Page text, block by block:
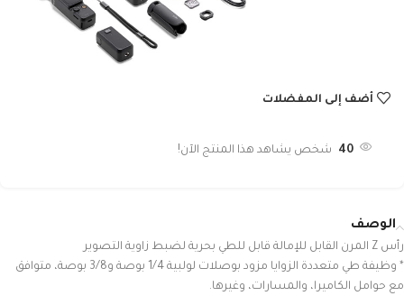
أضف إلى المفضلات
40 شخص يشاهد هذا المنتج الآن!
الوصف
رأس Z المرن القابل للإمالة قابل للطي بحرية لضبط زاوية التصوير
* وظيفة طي متعددة الزوايا مزود بوصلات لولبية 1/4 بوصة و3/8 بوصة، متوافق
مع حوامل الكاميرا، والمسارات، وغيرها.